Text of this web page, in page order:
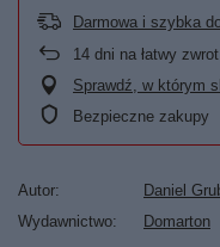
Darmowa i szybka
14 dni na łatwy zwrot
Sprawdź, w którym
Bezpieczne zakupy
Autor
Daniel
Wydawnictwo
Domarton